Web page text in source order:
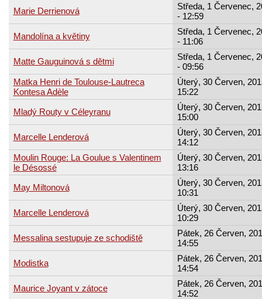
Marie Derrienová
Středa, 1 Červenec,
- 12:59
Mandolína a květiny
Středa, 1 Červenec,
- 11:06
Matte Gauguinová s dětmi
Středa, 1 Červenec,
- 09:56
Matka Henri de Toulouse-Lautreca
Kontesa Adèle
Úterý, 30 Červen,
15:22
Mladý Routy v Céleyranu
Úterý, 30 Červen,
15:00
Marcelle Lenderová
Úterý, 30 Červen,
14:12
Moulin Rouge: La Goulue s Valentinem
le Désossé
Úterý, 30 Červen,
13:16
May Miltonová
Úterý, 30 Červen,
10:31
Marcelle Lenderová
Úterý, 30 Červen,
10:29
Messalina sestupuje ze schodiště
Pátek, 26 Červen,
14:55
Modistka
Pátek, 26 Červen,
14:54
Maurice Joyant v zátoce
Pátek, 26 Červen,
14:52